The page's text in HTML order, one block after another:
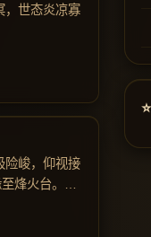
，世态炎凉寡
险峻，仰视接
烽火台。其